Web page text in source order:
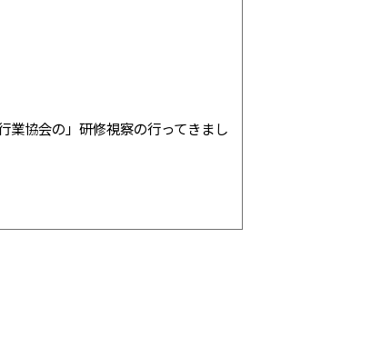
協会の」研修視察の行ってきまし